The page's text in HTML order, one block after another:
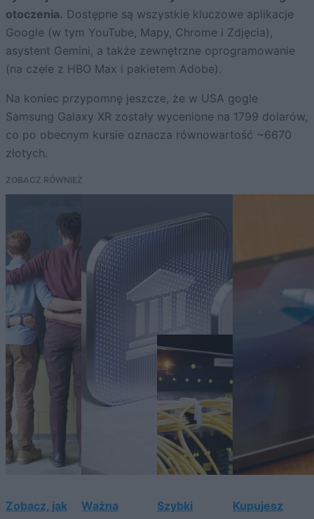
otoczenia. Dostępne są wszystkie kluczowe aplikacje
Google (w tym YouTube, Mapy, Chrome i Zdjęcia),
asystent Gemini, a także zewnętrzne oprogramowanie
(na czele z HBO Max i pakietem Adobe).
Na koniec przypomnę jeszcze, że w USA gogle
Samsung Galaxy XR zostały wycenione na 1799 dolarów,
co po obecnym kursie oznacza równowartość ~6670
złotych.
ZOBACZ RÓWNIEŻ
Zobacz, jak
Ważna
Szybki
Kupujesz